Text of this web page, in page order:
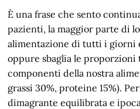
È una frase che sento
pazienti, la maggior parte di
alimentazione di tutti i giorni
oppure sbaglia le
componenti della nostra
grassi 30%, proteine 15%).
dimagrante equilibrata e